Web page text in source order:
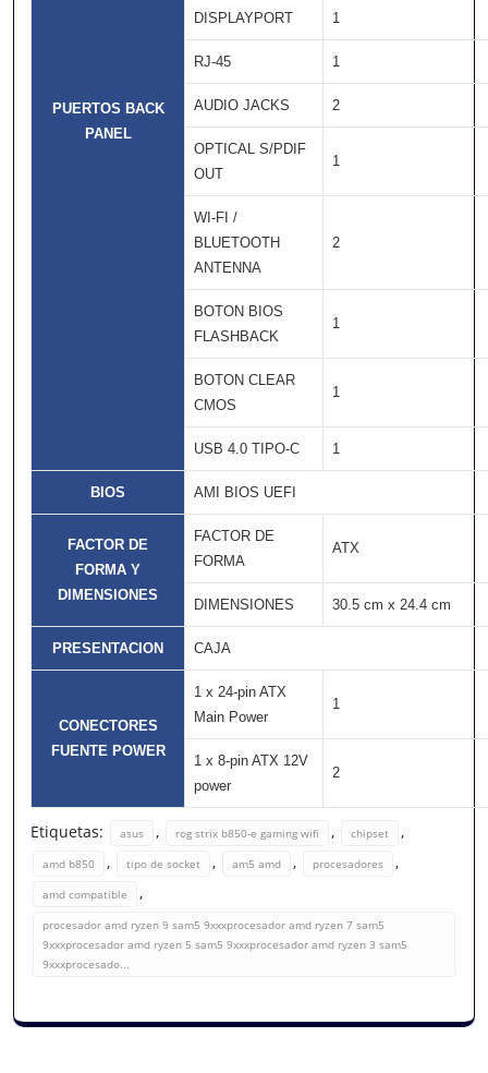
PUERTOS BACK
PANEL
DISPLAYPORT 1
RJ-45 1
AUDIO JACKS 2
OPTICAL S/PDIF
OUT
1
WI-FI /
BLUETOOTH
ANTENNA
2
BOTON BIOS
FLASHBACK
1
BOTON CLEAR
CMOS
1
USB 4.0 TIPO-C 1
BIOS AMI BIOS UEFI
FACTOR DE
FORMA Y
DIMENSIONES
FACTOR DE
FORMA
ATX
DIMENSIONES 30.5 cm x 24.4 cm
PRESENTACION CAJA
CONECTORES
FUENTE POWER
1 x 24-pin ATX
Main Power
1
1 x 8-pin ATX 12V
power
2
Etiquetas: asus , rog strix b850-e gaming wifi , chipset ,
amd b850 , tipo de socket , am5 amd , procesadores ,
amd compatible ,
procesador amd ryzen 9 sam5 9xxxprocesador amd ryzen 7 sam5
9xxxprocesador amd ryzen 5 sam5 9xxxprocesador amd ryzen 3 sam5
9xxxprocesado...